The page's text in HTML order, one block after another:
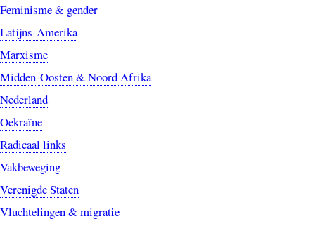
Feminisme & gender
Latijns-Amerika
Marxisme
Midden-Oosten & Noord Afrika
Nederland
Oekraïne
Radicaal links
Vakbeweging
Verenigde Staten
Vluchtelingen & migratie